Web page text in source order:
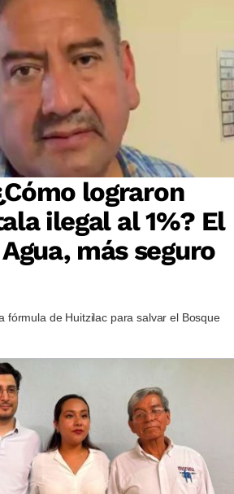
lograron
ilegal al 1%? El
más seguro
fórmula de Huitzilac para salvar el Bosque